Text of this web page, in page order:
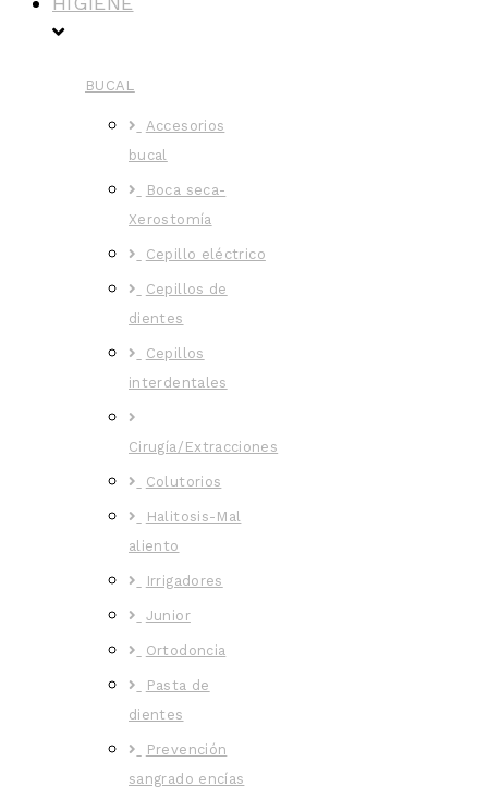
BUCAL
Accesorios
bucal
Boca seca-
Xerostomía
Cepillo eléctrico
Cepillos de
dientes
Cepillos
interdentales
Cirugía/Extracciones
Colutorios
Halitosis-Mal
aliento
Irrigadores
Junior
Ortodoncia
Pasta de
dientes
Prevención
sangrado encías